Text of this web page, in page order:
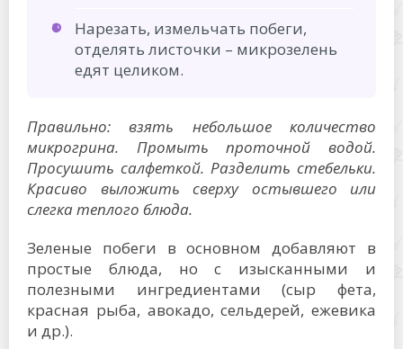
Нарезать, измельчать побеги,
отделять листочки – микрозелень
едят целиком.
Правильно: взять небольшое количество
микрогрина. Промыть проточной водой.
Просушить салфеткой. Разделить стебельки.
Красиво выложить сверху остывшего или
слегка теплого блюда.
Зеленые побеги в основном добавляют в
простые блюда, но с изысканными и
полезными ингредиентами (сыр фета,
красная рыба, авокадо, сельдерей, ежевика
и др.).